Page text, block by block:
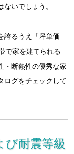
いでしょう。
誇るうえ「坪単価
で家を建てられる
・断熱性の優秀な家
ログをチェックして
び耐震等級